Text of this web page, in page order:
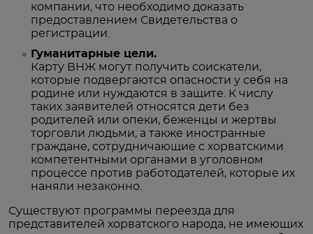
компании, что необходимо доказать
предоставлением Свидетельства о
регистрации.
Гуманитарные цели.
Карту ВНЖ могут получить соискатели,
которые подвергаются опасности у себя на
родине или нуждаются в защите. К числу
таких заявителей относятся дети без
родителей или опеки, беженцы и жертвы
торговли людьми, а также иностранные
граждане, сотрудничающие с хорватскими
компетентными органами в уголовном
процессе против работодателей, которые их
наняли незаконно.
Существуют программы переезда для
представителей хорватского народа, не имеющих